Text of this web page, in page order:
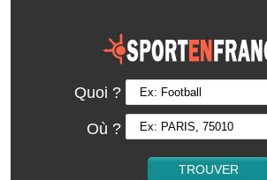
Quoi ?
Où ?